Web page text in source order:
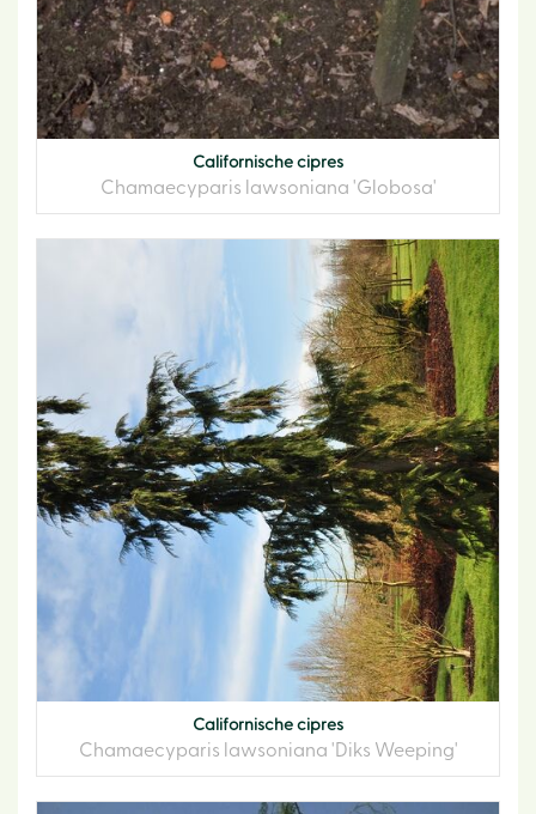
Californische cipres
Chamaecyparis lawsoniana 'Globosa'
Californische cipres
Chamaecyparis lawsoniana 'Diks Weeping'